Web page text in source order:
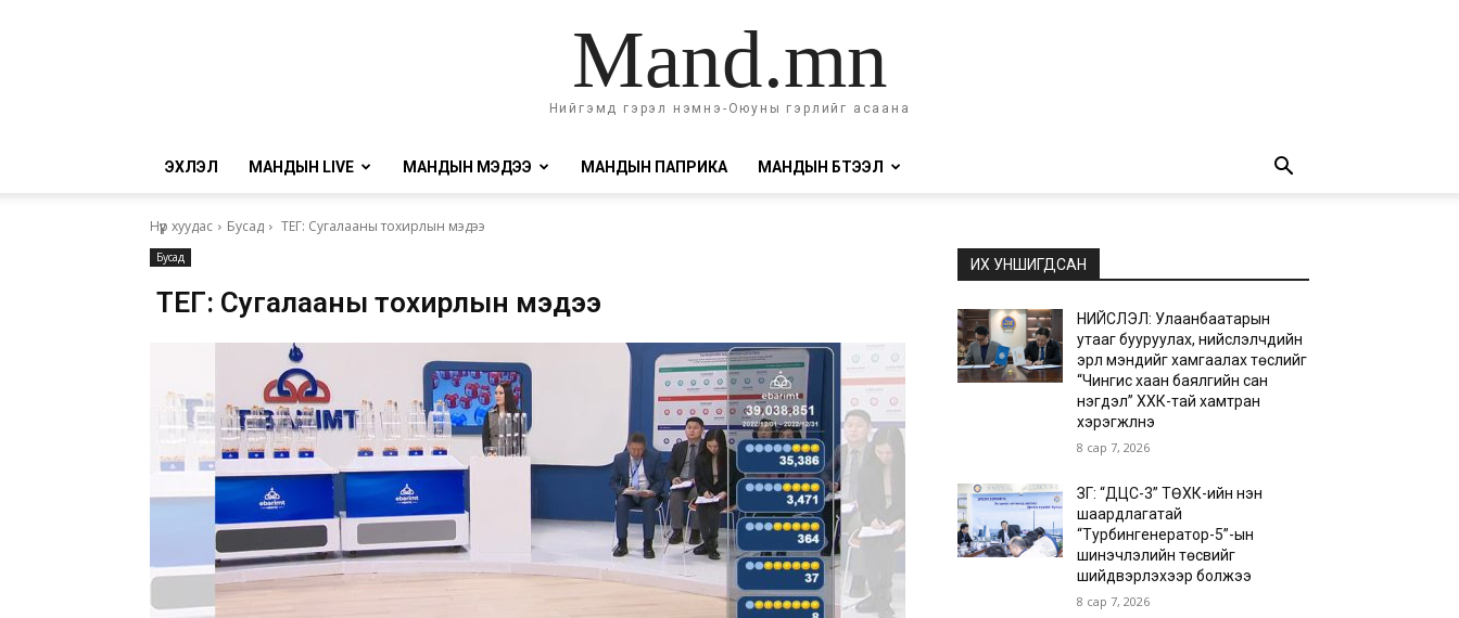
Mand.mn
Нийгэмд гэрэл нэмнэ-Оюуны гэрлийг асаана
ЭХЛЭЛ МАНДЫН LIVE МАНДЫН МЭДЭЭ МАНДЫН ПАПРИКА МАНДЫН БҮТЭЭЛ
Нүүр хуудас Бусад ТЕГ: Сугалааны тохирлын мэдээ
Бусад
ТЕГ: Сугалааны тохирлын мэдээ
ИХ УНШИГДСАН
НИЙСЛЭЛ: Улаанбаатарын
утааг бууруулах, нийслэлчүүдийн
эрүүл мэндийг хамгаалах төслийг
“Чингис хаан баялгийн сан
нэгдэл” ХХК-тай хамтран
хэрэгжүүлнэ
8 сар 7, 2026
ЗГ: “ДЦС-3” ТӨХК-ийн нэн
шаардлагатай
“Турбингенератор-5”-ын
шинэчлэлийн төсвийг
шийдвэрлэхээр болжээ
8 сар 7, 2026